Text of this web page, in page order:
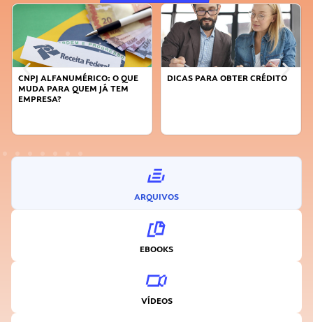
CNPJ ALFANUMÉRICO: O QUE
MUDA PARA QUEM JÁ TEM
EMPRESA?
DICAS PARA OBTER CRÉDITO
ARQUIVOS
EBOOKS
VÍDEOS